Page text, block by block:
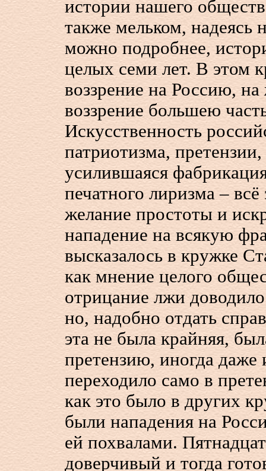
истории нашего
также мельком, надеясь
можно подробнее,
целых семи лет. В этом
воззрение на Россию,
воззрение большею
Искусственность
патриотизма,
усилившаяся
печатного лиризма –
желание простоты и
нападение на всякую
высказалось в кружке
как мнение целого
отрицание лжи
но, надобно отдать
эта не была крайняя,
претензию, иногда даже
переходило само в
как это было в других
были нападения на
ей похвалами.
доверчивый и тогда